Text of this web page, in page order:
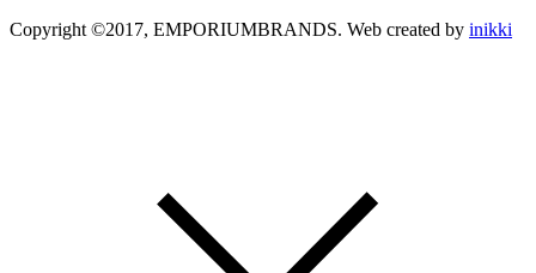
Copyright ©2017, EMPORIUMBRANDS. Web created by inikki